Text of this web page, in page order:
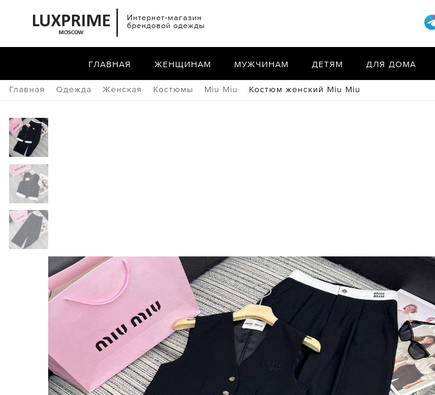
Интернет-магазин
брендовой одежды
ГЛАВНАЯ ЖЕНЩИНАМ МУЖЧИНАМ ДЕТЯМ ДЛЯ ДОМА
Главная Одежда Женская Костюмы Miu Miu Костюм женский Miu Miu